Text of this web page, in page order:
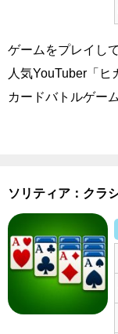
ゲームをプレイし
人気YouTuber「
カードバトルゲーム
ソリティア：クラ